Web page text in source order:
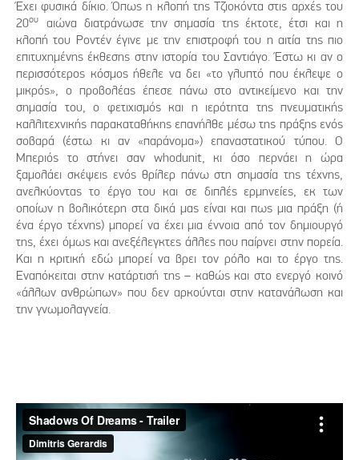
Έχει φυσικά δίκιο. Όπως η κλοπή της Τζιοκόντα στις αρχές του
20ου
αιώνα διατράνωσε την σημασία της έκτοτε, έτσι και η
κλοπή του Ροντέν έγινε με την επιστροφή του η αιτία της πιο
επιτυχημένης έκθεσης στην ιστορία του Σαντιάγο. Έστω κι αν ο
περισσότερος κόσμος ήθελε να δει «το γλυπτό που έκλεψε ο
μικρός», ο προβολέας έπεσε πάνω στο αντικείμενο και την
σημασία του, ο φετιχισμός και η ιερότητα της πνευματικής
καλλιτεχνικής παρακαταθήκης επανήλθε μέσω της πράξης ενός
σοβαρά (έστω κι αν «παράνομα») επαναστατικού τύπου. Ο
Μπεριός το στήνει σαν whodunit, κι όσο περνάει η ώρα
ξαμολάει σκέψεις ενός θρίλερ πάνω στη σημασία της τέχνης,
ανελκύοντας το έργο του και σε διπλές ερμηνείες, εκ των
οποίων η βολικότερη στα δικά μας είναι και πως μια πράξη (ή
ένα έργο τέχνης) μπορεί να έχει μια έννοια από τον δημιουργό
της, έχει όμως και ανεξέλεγκτες άλλες που παίρνει στην πορεία.
Και η κριτική εδώ μπορεί να βρει τον ρόλο και το έργο της.
Εναπόκειται στην κατάρτισή της – καθώς και στο ενεργό κοινό
«άλλων ανθρώπων» που δεν αρκούνται στην κατανάλωση και
την γνωμολαγνεία.